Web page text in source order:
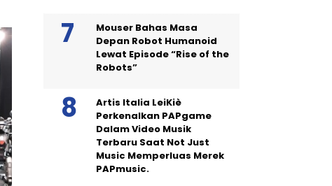
Mouser Bahas Masa
Depan Robot Humanoid
Lewat Episode “Rise of the
Robots”
Artis Italia LeiKiè
Perkenalkan PAPgame
Dalam Video Musik
Terbaru Saat Not Just
Music Memperluas Merek
PAPmusic.